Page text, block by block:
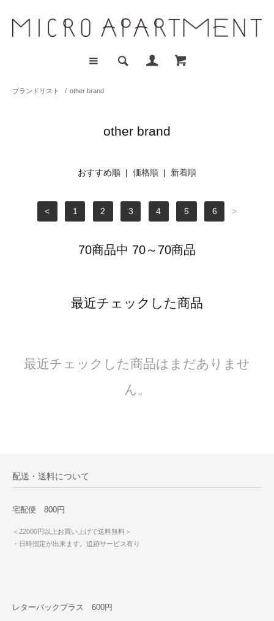
ブランドリスト / other brand
other brand
おすすめ順 | 価格順 | 新着順
< 1 2 3 4 5 6 >
70商品中 70～70商品
最近チェックした商品
最近チェックした商品はまだありませ
ん。
配送・送料について
宅配便 800円
＜22000円以上お買い上げで送料無料＞
・日時指定が出来ます。追跡サービス有り
レターパックプラス 600円